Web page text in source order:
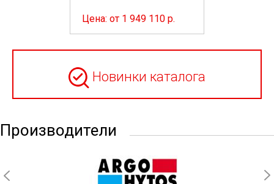
Цена: от 1 949 110 р.
Новинки каталога
Производители